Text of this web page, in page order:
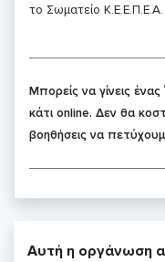
το Σωματείο Κ.Ε.Ε.Π.Ε.Α.
Μπορείς να γίνεις
κάτι online. Δεν θα
βοηθήσεις να
Αυτή η οργάνωση